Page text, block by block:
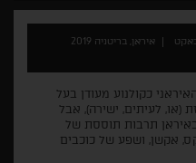
איראן, בריטניה 2019
כקולנוע מעודן בעל
(או, לעיתים, ישירה), אבל
1979 התקיימה באיראן תרבות תוססת של
אקשן, ושפע של כוכבים